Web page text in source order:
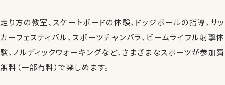
走り方の教室、スケートボードの体験、ドッジボールの指導、サッ
カーフェスティバル、スポーツチャンバラ、ビームライフル射撃体
験、ノルディックウォーキングなど、さまざまなスポーツが参加費
無料（一部有料）で楽しめます。